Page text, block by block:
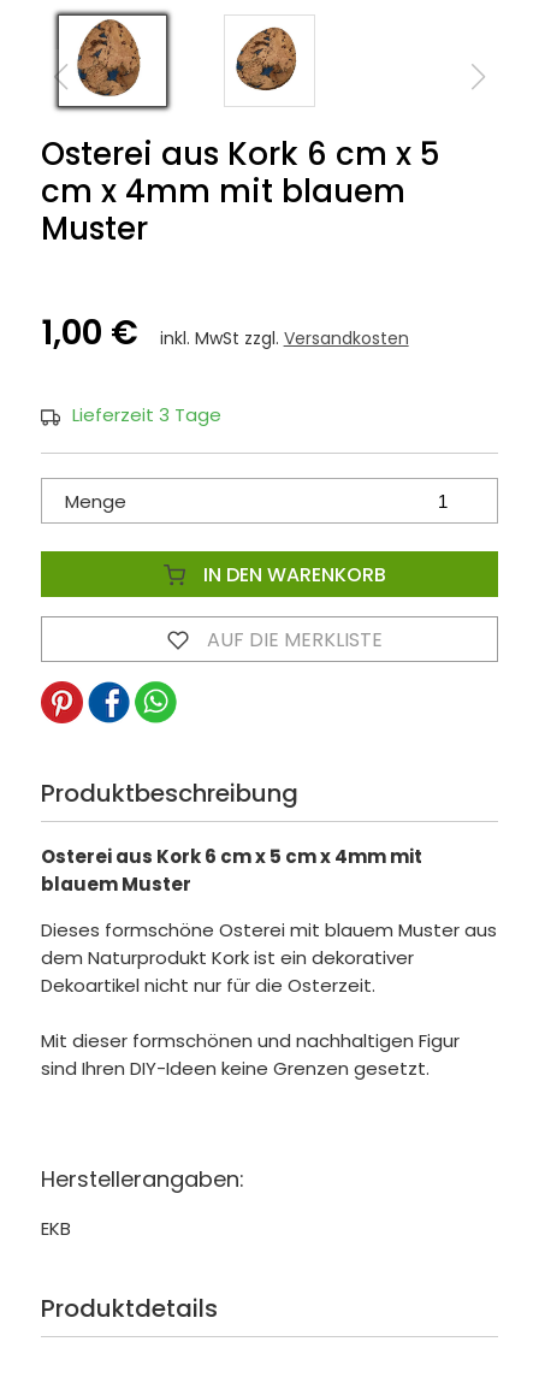
Osterei aus Kork 6 cm x 5
cm x 4mm mit blauem
Muster
1,00 € inkl. MwSt zzgl. Versandkosten
Lieferzeit 3 Tage
Menge
IN DEN WARENKORB
AUF DIE MERKLISTE
Produktbeschreibung
Osterei aus Kork 6 cm x 5 cm x 4mm mit
blauem Muster
Dieses formschöne Osterei mit blauem Muster aus
dem Naturprodukt Kork ist ein dekorativer
Dekoartikel nicht nur für die Osterzeit.
Mit dieser formschönen und nachhaltigen Figur
sind Ihren DIY-Ideen keine Grenzen gesetzt.
Herstellerangaben:
EKB
Produktdetails